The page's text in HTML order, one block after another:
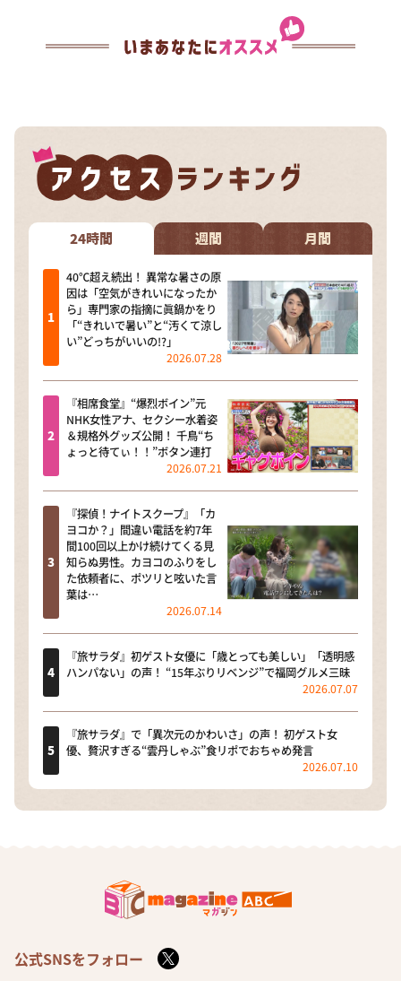
24時間 週間 月間
40℃超え続出！ 異常な暑さの原
因は「空気がきれいになったか
ら」専門家の指摘に眞鍋かをり
「“きれいで暑い”と“汚くて涼し
い”どっちがいいの!?」
2026.07.28
『相席食堂』“爆烈ボイン”元
NHK女性アナ、セクシー水着姿
＆規格外グッズ公開！ 千鳥“ち
ょっと待てぃ！！”ボタン連打
2026.07.21
『探偵！ナイトスクープ』「カ
ヨコか？」間違い電話を約7年
間100回以上かけ続けてくる見
知らぬ男性。カヨコのふりをし
た依頼者に、ポツリと呟いた言
葉は…
2026.07.14
『旅サラダ』初ゲスト女優に「歳とっても美しい」「透明感
ハンパない」の声！ “15年ぶりリベンジ”で福岡グルメ三昧
2026.07.07
『旅サラダ』で「異次元のかわいさ」の声！ 初ゲスト女
優、贅沢すぎる“雲丹しゃぶ”食リポでおちゃめ発言
2026.07.10
公式SNSをフォロー